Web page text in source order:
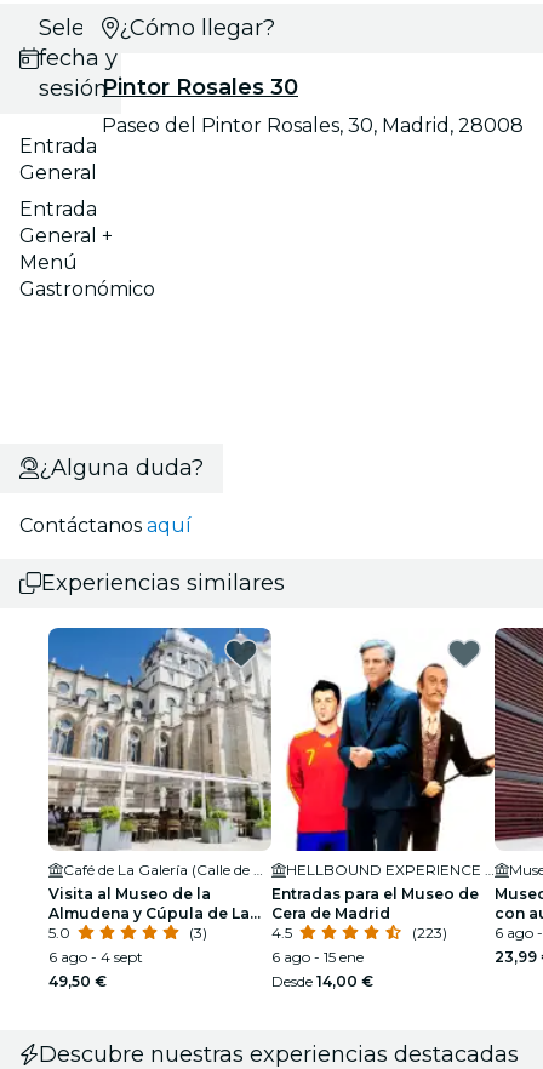
Selecciona
fecha y
sesión
Entrada
General
Entrada
General +
Menú
Gastronómico
¿Cómo llegar?
Pintor Rosales 30
Paseo del Pintor Rosales, 30, Madrid, 28008
¿Alguna duda?
Contáctanos aquí
Experiencias similares
Visita al Museo de la
Almudena y Cúpula de La
Catedral de La Almudena
con las mejores vistas al
centro de Madrid+ Comida
en el Café de La Galería
5.0
(3)
6 ago - 4 sept
49,50 €
Entradas para el Museo de
Cera de Madrid
4.5
(223)
6 ago - 15 ene
Desde 14,00 €
con
6 ago
23,99
Descubre nuestras experiencias destacadas